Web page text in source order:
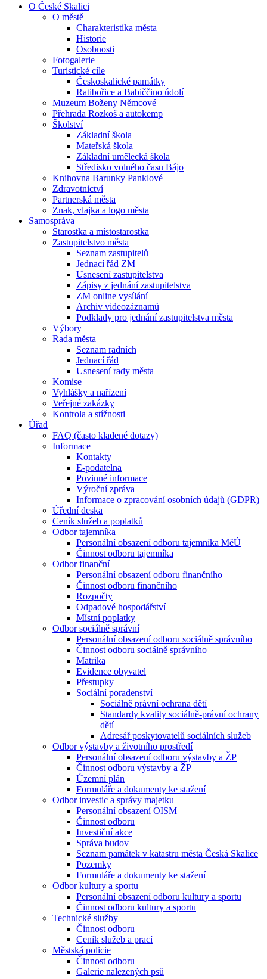
O České Skalici
O městě
Charakteristika města
Historie
Osobnosti
Fotogalerie
Turistické cíle
Českoskalické památky
Ratibořice a Babiččino údolí
Muzeum Boženy Němcové
Přehrada Rozkoš a autokemp
Školství
Základní škola
Mateřská škola
Základní umělecká škola
Středisko volného času Bájo
Knihovna Barunky Panklové
Zdravotnictví
Partnerská města
Znak, vlajka a logo města
Samospráva
Starostka a místostarostka
Zastupitelstvo města
Seznam zastupitelů
Jednací řád ZM
Usnesení zastupitelstva
Zápisy z jednání zastupitelstva
ZM online vysílání
Archiv videozáznamů
Podklady pro jednání zastupitelstva města
Výbory
Rada města
Seznam radních
Jednací řád
Usnesení rady města
Komise
Vyhlášky a nařízení
Veřejné zakázky
Kontrola a stížnosti
Úřad
FAQ (často kladené dotazy)
Informace
Kontakty
E-podatelna
Povinné informace
Výroční zpráva
Informace o zpracování osobních údajů (GDPR)
Úřední deska
Ceník služeb a poplatků
Odbor tajemníka
Personální obsazení odboru tajemníka MěÚ
Činnost odboru tajemníka
Odbor finanční
Personální obsazení odboru finančního
Činnost odboru finančního
Rozpočty
Odpadové hospodářství
Místní poplatky
Odbor sociálně správní
Personální obsazení odboru sociálně správního
Činnost odboru sociálně správního
Matrika
Evidence obyvatel
Přestupky
Sociální poradenství
Sociálně právní ochrana dětí
Standardy kvality sociálně-právní ochrany
dětí
Adresář poskytovatelů sociálních služeb
Odbor výstavby a životního prostředí
Personální obsazení odboru výstavby a ŽP
Činnost odboru výstavby a ŽP
Územní plán
Formuláře a dokumenty ke stažení
Odbor investic a správy majetku
Personální obsazení OISM
Činnost odboru
Investiční akce
Správa budov
Seznam památek v katastru města Česká Skalice
Pozemky
Formuláře a dokumenty ke stažení
Odbor kultury a sportu
Personální obsazení odboru kultury a sportu
Činnost odboru kultury a sportu
Technické služby
Činnost odboru
Ceník služeb a prací
Městská policie
Činnost odboru
Galerie nalezených psů